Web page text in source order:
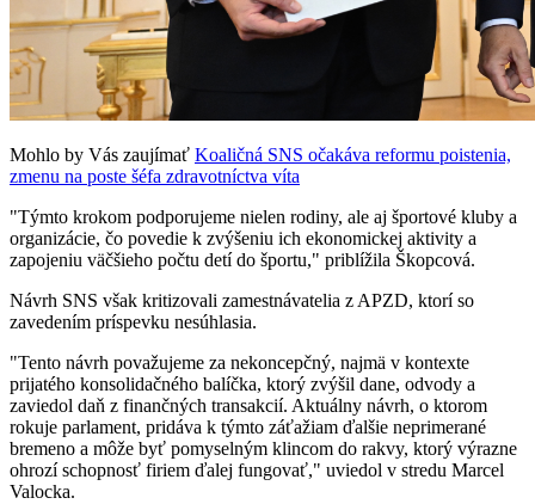
Mohlo by Vás zaujímať Koaličná SNS očakáva reformu poistenia,
zmenu na poste šéfa zdravotníctva víta
"Týmto krokom podporujeme nielen rodiny, ale aj športové kluby a
organizácie, čo povedie k zvýšeniu ich ekonomickej aktivity a
zapojeniu väčšieho počtu detí do športu," priblížila Škopcová.
Návrh SNS však kritizovali zamestnávatelia z APZD, ktorí so
zavedením príspevku nesúhlasia.
"Tento návrh považujeme za nekoncepčný, najmä v kontexte
prijatého konsolidačného balíčka, ktorý zvýšil dane, odvody a
zaviedol daň z finančných transakcií. Aktuálny návrh, o ktorom
rokuje parlament, pridáva k týmto záťažiam ďalšie neprimerané
bremeno a môže byť pomyselným klincom do rakvy, ktorý výrazne
ohrozí schopnosť firiem ďalej fungovať," uviedol v stredu Marcel
Valocka.